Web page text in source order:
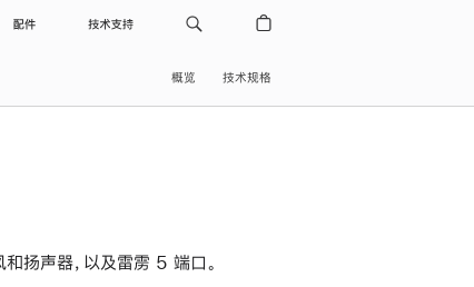
配件 技术支持
概览 技术规格
声器，以及雷雳 5 端口。